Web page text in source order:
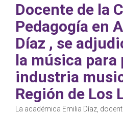
Docente de la
Pedagogía en
Díaz , se
la música
industria
Región de Los
La académica Emilia Díaz,